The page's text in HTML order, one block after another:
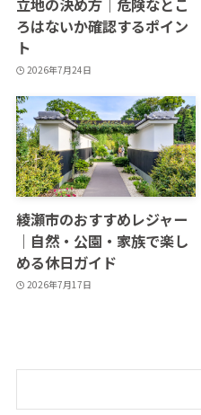
立地の決め方｜危険なとこ
ろはないか確認するポイン
ト
2026年7月24日
綾瀬市のおすすめレジャー
｜自然・公園・家族で楽し
める休日ガイド
2026年7月17日